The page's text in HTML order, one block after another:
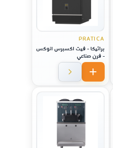
PRATICA
براتيكا - فيت اكسبرس انوكس
- فرن صناعي